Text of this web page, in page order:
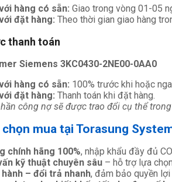
hàng có sẵn: Giao trong vòng 01-05
đặt hàng: Theo thời gian giao hàng
thanh toán
Siemens 3KC0430-2NE00-0AA0
hàng có sẵn: 100% trước khi hoặc
đặt hàng: Thanh toán khi đặt hàng.
công nợ sẽ được trao đổi cụ thể
mua tại Torasung
chính hãng 100%, nhập khẩu đầy đủ
kỹ thuật chuyên sâu – hỗ trợ lựa
hành – đổi trả nhanh, đảm bảo quyền lợi